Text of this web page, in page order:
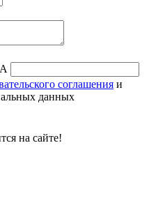
соглашения и
данных
на сайте!